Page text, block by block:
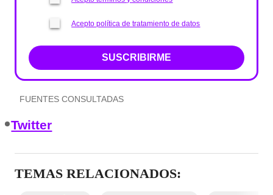
Acepto política de tratamiento de datos
SUSCRIBIRME
FUENTES CONSULTADAS
Twitter
TEMAS RELACIONADOS: